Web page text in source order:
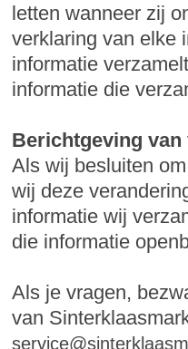
letten wanneer zij
verklaring van elke
informatie
informatie die
Berichtgeving
Als wij besluiten
wij deze
informatie wij
die informatie
Als je vragen,
van